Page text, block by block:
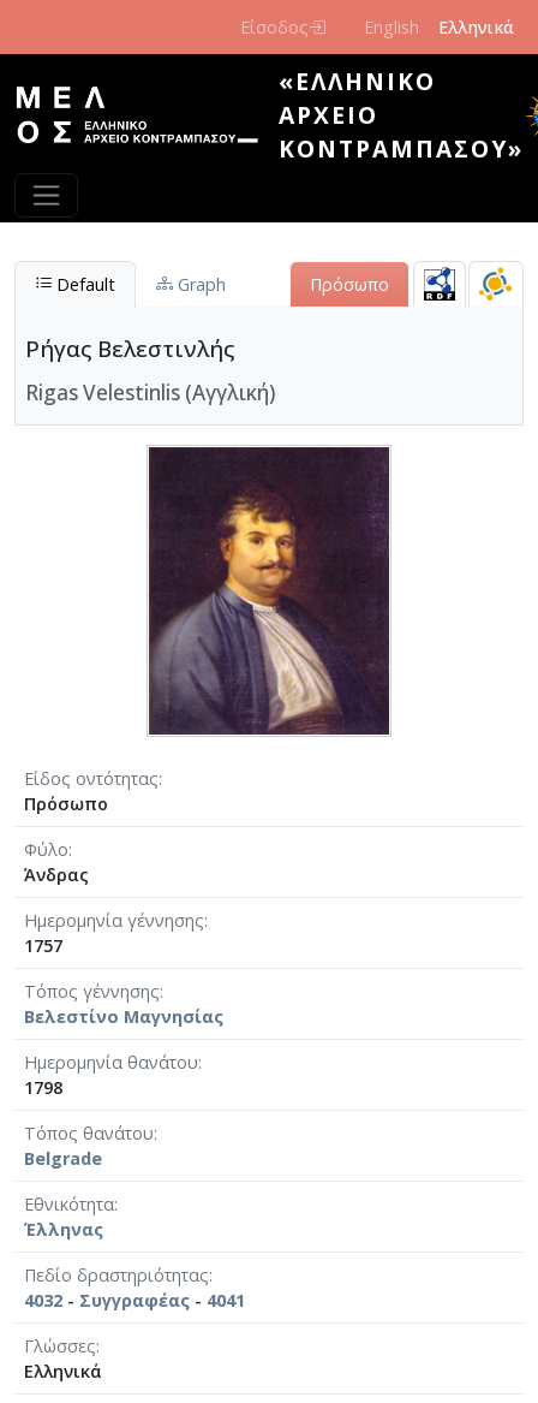
Είσοδος English Ελληνικά
«ΕΛΛΗΝΙΚΌ
ΑΡΧΕΊΟ
ΚΟΝΤΡΑΜΠΆΣΟΥ»
Default Graph Πρόσωπο
Ρήγας Βελεστινλής
Rigas Velestinlis (Αγγλική)
Είδος οντότητας
Πρόσωπο
Φύλο
Άνδρας
Ημερομηνία γέννησης
1757
Τόπος γέννησης
Βελεστίνο Μαγνησίας
Ημερομηνία θανάτου
1798
Τόπος θανάτου
Belgrade
Εθνικότητα
Έλληνας
Πεδίο δραστηριότητας
4032 - Συγγραφέας - 4041
Γλώσσες
Ελληνικά